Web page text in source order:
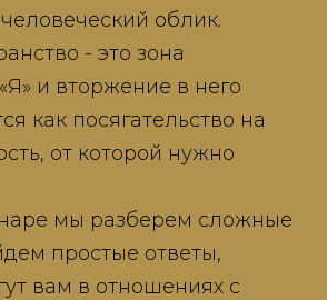
облик.
- это зона
и вторжение в него
как посягательство на
от которой нужно
мы разберем сложные
простые ответы,
вам в отношениях с